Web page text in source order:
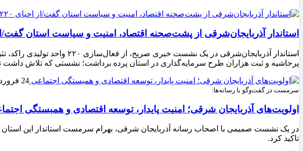
استاندار آذربایجان‌شرقی از پشت‌صحنه اقتصاد، امنیت و سیاست استان گفت/از احیای ۲۲۰ کارخانه تا مدیریت بدون
پرحاشیه و ثبت هزاران طرح سرمایه‌گذاری در استان پرده برداشت؛ نشستی که تلاش داشت
24 فروردین 1404
سرمست در گفت‌وگو با رسانه‌ها:
اولویت‌های آذربایجان شرقی؛ امنیت پایدار، توسعه اقتصادی و همبستگی
در یک نشست صمیمی با اصحاب رسانه آذربایجان شرقی، بهرام سرمست استاندار این
تاکید کرد.